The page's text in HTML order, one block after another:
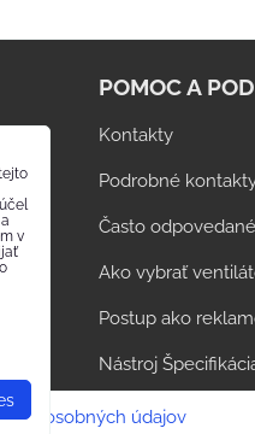
POMOC A
Kontakty
Podrobné
Často
Ako vybrať
Postup ako
Nástroj
osobných údajov
v